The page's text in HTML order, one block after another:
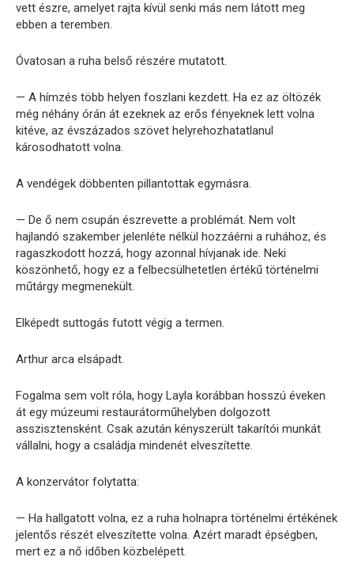
vett észre, amelyet rajta kívül senki más nem látott meg
ebben a teremben.
Óvatosan a ruha belső részére mutatott.
— A hímzés több helyen foszlani kezdett. Ha ez az öltözék
még néhány órán át ezeknek az erős fényeknek lett volna
kitéve, az évszázados szövet helyrehozhatatlanul
károsodhatott volna.
A vendégek döbbenten pillantottak egymásra.
— De ő nem csupán észrevette a problémát. Nem volt
hajlandó szakember jelenléte nélkül hozzáérni a ruhához, és
ragaszkodott hozzá, hogy azonnal hívjanak ide. Neki
köszönhető, hogy ez a felbecsülhetetlen értékű történelmi
műtárgy megmenekült.
Elképedt suttogás futott végig a termen.
Arthur arca elsápadt.
Fogalma sem volt róla, hogy Layla korábban hosszú éveken
át egy múzeumi restaurátorműhelyben dolgozott
asszisztensként. Csak azután kényszerült takarítói munkát
vállalni, hogy a családja mindenét elveszítette.
A konzervátor folytatta:
— Ha hallgatott volna, ez a ruha holnapra történelmi értékének
jelentős részét elveszítette volna. Azért maradt épségben,
mert ez a nő időben közbelépett.